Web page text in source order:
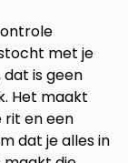
met je
dat is geen
Het maakt
rit en een
dat je alles in